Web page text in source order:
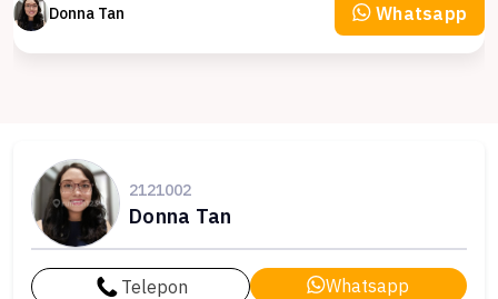
Donna Tan Whatsapp
2121002
Donna Tan
Telepon Whatsapp